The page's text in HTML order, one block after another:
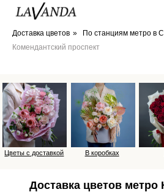
Доставка цветов » По станциям метро в
Комендантский проспект
В коробках Розы
Цветы с доставкой
Доставка цветов метро